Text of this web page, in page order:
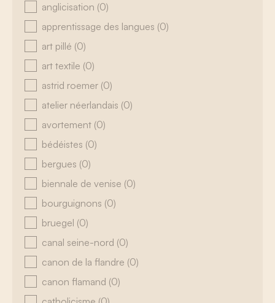
anglicisation (0)
apprentissage des langues (0)
art pillé (0)
art textile (0)
astrid roemer (0)
atelier néerlandais (0)
avortement (0)
bédéistes (0)
bergues (0)
biennale de venise (0)
bourguignons (0)
bruegel (0)
canal seine-nord (0)
canon de la flandre (0)
canon flamand (0)